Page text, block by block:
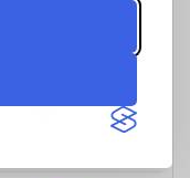
Orkide ve Asil
3850